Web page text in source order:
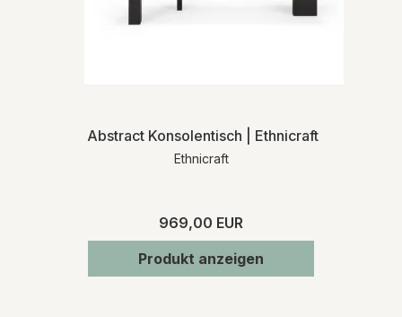
Abstract Konsolentisch | Ethnicraft
Ethnicraft
969,00 EUR
Produkt anzeigen